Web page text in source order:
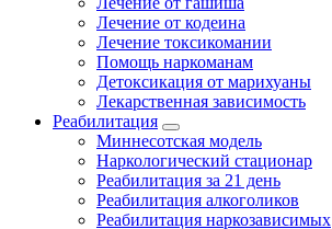
Лечение от кодеина
Лечение токсикомании
Помощь наркоманам
Детоксикация от марихуаны
Лекарственная зависимость
Реабилитация
Миннесотская модель
Наркологический стационар
Реабилитация за 21 день
Реабилитация алкоголиков
Реабилитация наркозависимых